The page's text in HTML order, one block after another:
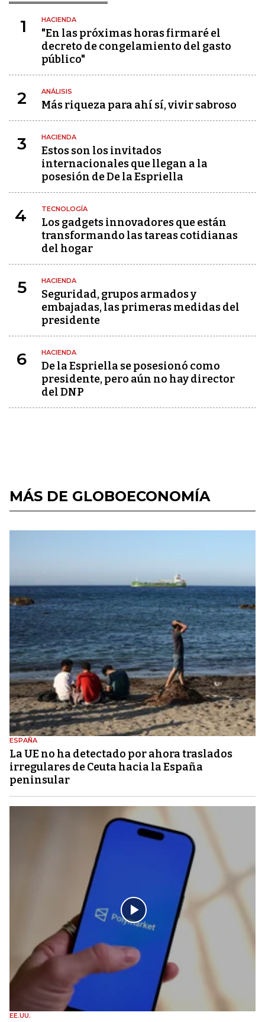
1 HACIENDA
"En las próximas horas firmaré el
decreto de congelamiento del gasto
público"
2 ANÁLISIS
Más riqueza para ahí sí, vivir sabroso
3 HACIENDA
Estos son los invitados
internacionales que llegan a la
posesión de De la Espriella
4 TECNOLOGÍA
Los gadgets innovadores que están
transformando las tareas cotidianas
del hogar
5 HACIENDA
Seguridad, grupos armados y
embajadas, las primeras medidas del
presidente
6 HACIENDA
De la Espriella se posesionó como
presidente, pero aún no hay director
del DNP
MÁS DE GLOBOECONOMÍA
ESPAÑA
La UE no ha detectado por ahora traslados
irregulares de Ceuta hacia la España
peninsular
EE.UU.